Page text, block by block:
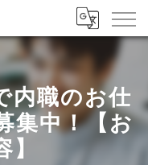
内職のお仕
集中！【お